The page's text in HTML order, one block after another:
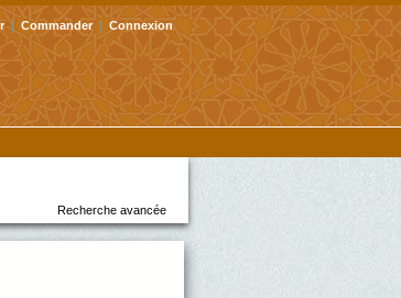
Commander Connexion
Recherche avancée